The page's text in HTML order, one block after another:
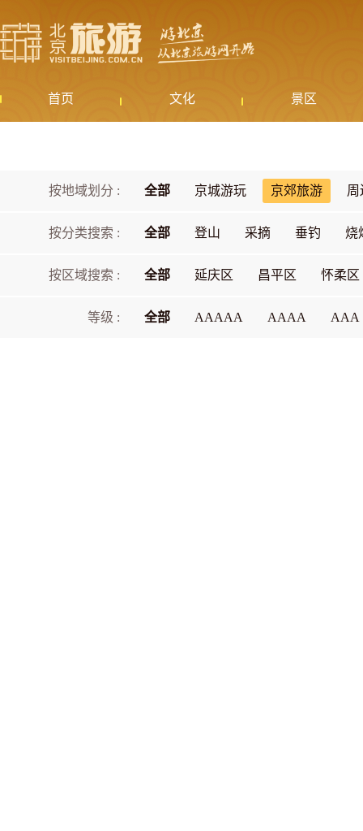
首页 文化 景区
按地域划分 : 全部 京城游玩 京郊旅游 周
按分类搜索 : 全部 登山 采摘 垂钓 烧
按区域搜索 : 全部 延庆区 昌平区 怀柔区
等级 : 全部 AAAAA AAAA AAA